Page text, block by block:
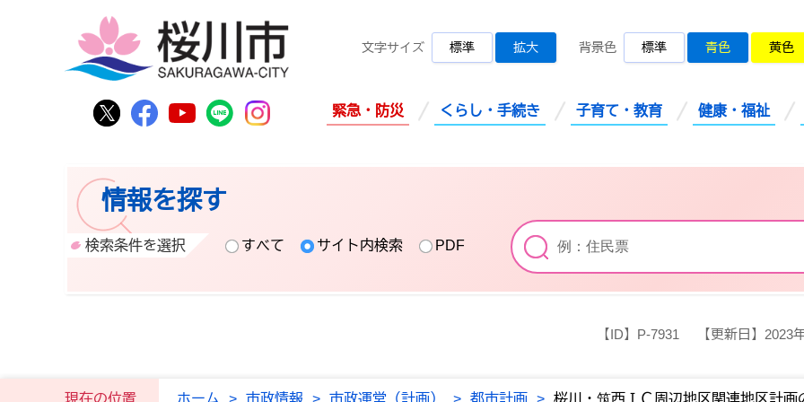
桜川市公式Twitter
桜川市公式Facebook
桜川市公式YouTube
桜川市公式LINE
Instagram
文字サイズ 標準 拡大 背景色 標準 青色 黄色
緊急・防災 くらし・手続き 子育て・教育 健康・福祉
情報を探す
検索条件を選択 すべて サイト内検索 PDF
【ID】 P-7931 【更新日】 2023
現在の位置 ホーム > 市政情報 > 市政運営（計画） > 都市計画 > 桜川・筑西ＩＣ周辺地区関連地区計画